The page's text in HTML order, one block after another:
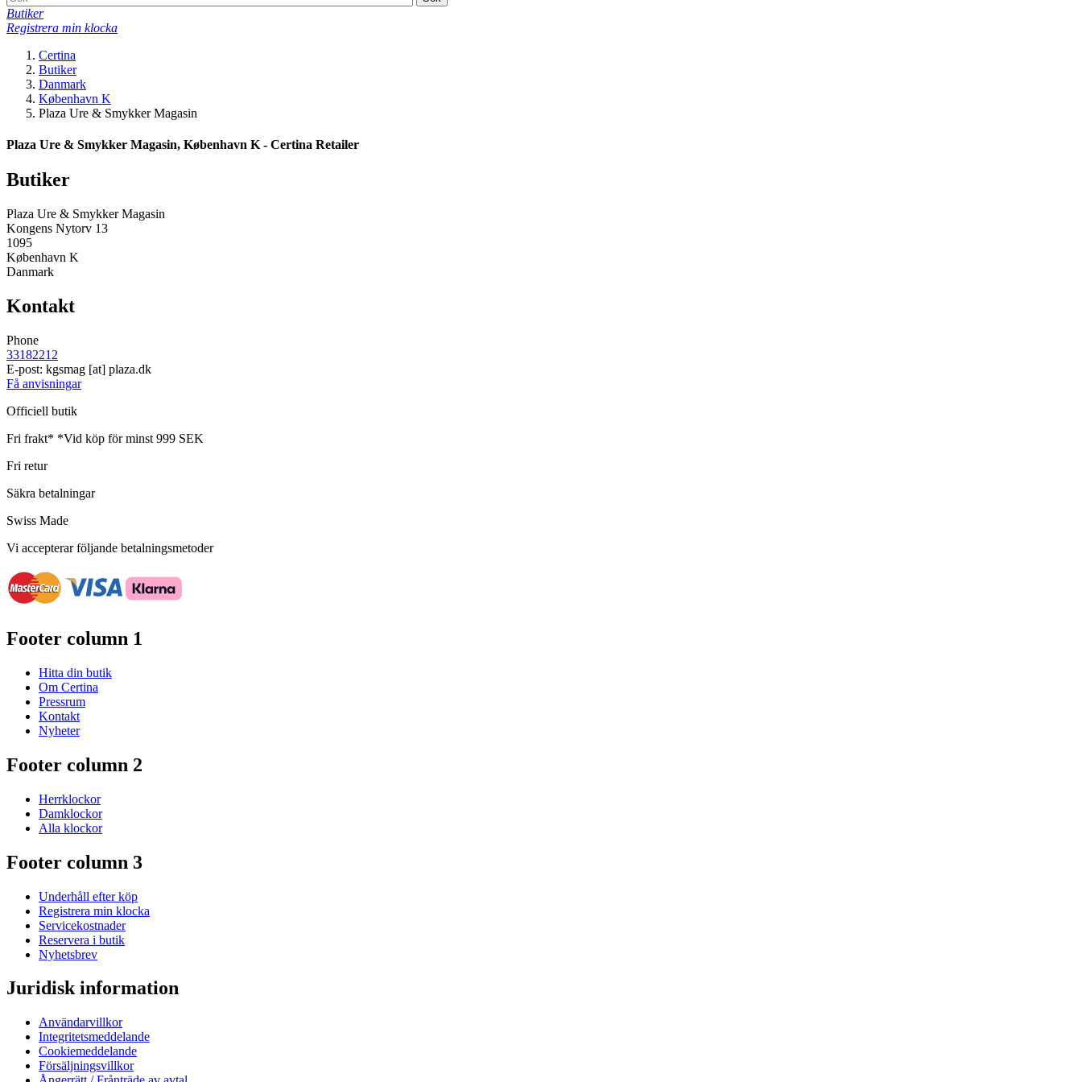
Butiker
Registrera min klocka
Certina
Butiker
Danmark
København K
Plaza Ure & Smykker Magasin
Plaza Ure & Smykker Magasin, København K - Certina Retailer
Butiker
Plaza Ure & Smykker Magasin
Kongens Nytorv 13
1095
København K
Danmark
Kontakt
Phone
33182212
E-post: kgsmag [at] plaza.dk
Få anvisningar
Officiell butik
Fri frakt* *Vid köp för minst 999 SEK
Fri retur
Säkra betalningar
Swiss Made
Vi accepterar följande betalningsmetoder
Footer column 1
Hitta din butik
Om Certina
Pressrum
Kontakt
Nyheter
Footer column 2
Herrklockor
Damklockor
Alla klockor
Footer column 3
Underhåll efter köp
Registrera min klocka
Servicekostnader
Reservera i butik
Nyhetsbrev
Juridisk information
Användarvillkor
Integritetsmeddelande
Cookiemeddelande
Försäljningsvillkor